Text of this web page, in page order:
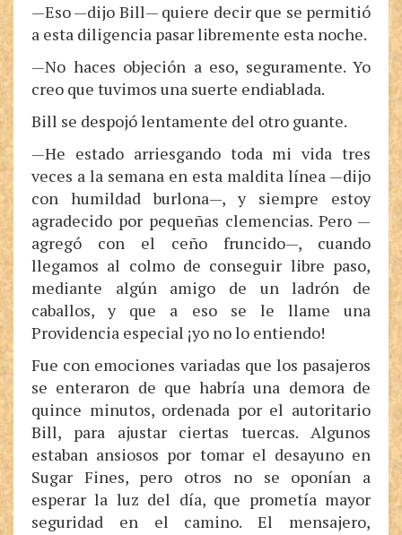
—Eso —dijo Bill— quiere decir que se permitió
a esta diligencia pasar libremente esta noche.
—No haces objeción a eso, seguramente. Yo
creo que tuvimos una suerte endiablada.
Bill se despojó lentamente del otro guante.
—He estado arriesgando toda mi vida tres
veces a la semana en esta maldita línea —dijo
con humildad burlona—, y siempre estoy
agradecido por pequeñas clemencias. Pero —
agregó con el ceño fruncido—, cuando
llegamos al colmo de conseguir libre paso,
mediante algún amigo de un ladrón de
caballos, y que a eso se le llame una
Providencia especial ¡yo no lo entiendo!
Fue con emociones variadas que los pasajeros
se enteraron de que habría una demora de
quince minutos, ordenada por el autoritario
Bill, para ajustar ciertas tuercas. Algunos
estaban ansiosos por tomar el desayuno en
Sugar Fines, pero otros no se oponían a
esperar la luz del día, que prometía mayor
seguridad en el camino. El mensajero,